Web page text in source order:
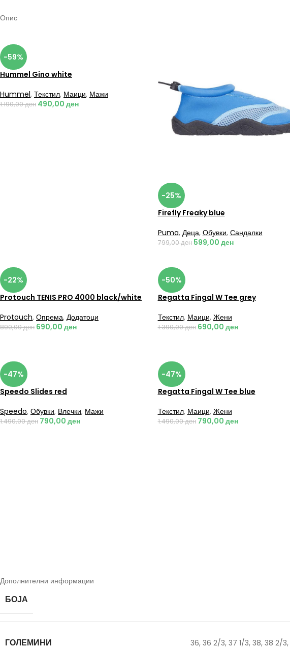
Опис
-59%
Hummel Gino white
Hummel, Текстил, Маици, Мажи
1.190,00ден 490,00 ден
-25%
Firefly Freaky blue
Puma, Деца, Обувки, Сандалки
799,00ден 599,00 ден
-22%
Protouch TENIS PRO 4000 black/white
Protouch, Опрема, Додатоци
890,00ден 690,00 ден
-50%
Regatta Fingal W Tee grey
Текстил, Маици, Жени
1.390,00ден 690,00 ден
-47%
Speedo Slides red
Speedo, Обувки, Влечки, Мажи
1.490,00ден 790,00 ден
-47%
Regatta Fingal W Tee blue
Текстил, Маици, Жени
1.490,00ден 790,00 ден
Дополнителни информации
БОЈА
ГОЛЕМИНИ 36, 36 2/3, 37 1/3, 38, 38 2/3,